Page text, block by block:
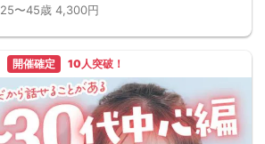
25〜45歳 4,300円
開催確定 10人突破！